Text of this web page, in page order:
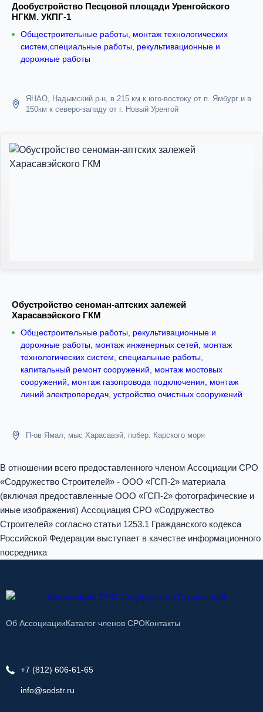
Дообустройство Песцовой площади Уренгойского
НГКМ. УКПГ-1
Общестроительные работы, монтаж технологических
систем,специальные работы, рекультивационные и
дорожные работы
ЯНАО, Надымский р-н, в 215 км к юго-востоку от п. Ямбург и в
150км к северо-западу от г. Новый Уренгой
Обустройство сеноман-аптских залежей
Харасавэйского ГКМ
Общестроительные работы, рекультивационные и
дорожные работы, монтаж инженерных сетей, монтаж
технологических систем, специальные работы,
капитальный ремонт сооружений, монтаж мостовых
сооружений, монтаж газопровода подключения, монтаж
линий электропередач, устройство очистных сооружений
П-ов Ямал, мыс Харасавэй, побер. Карского моря
В отношении всего предоставленного членом Ассоциации СРО
«Содружество Строителей» - ООО «ГСП-2» материала
(включая предоставленные ООО «ГСП-2» фотографические и
иные изображения) Ассоциация СРО «Содружество
Строителей» согласно статьи 1253.1 Гражданского кодекса
Российской Федерации выступает в качестве информационного
посредника
Об АссоциацииКаталог членов СРОКонтакты
+7 (812) 606-61-65
info@sodstr.ru